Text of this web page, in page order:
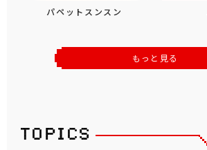
パペットスンスン
もっと見る